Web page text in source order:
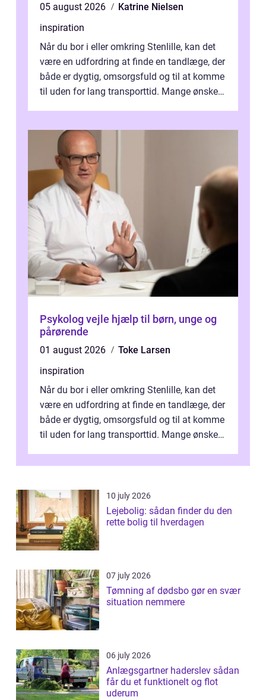
05 august 2026
Katrine Nielsen
inspiration
Når du bor i eller omkring Stenlille, kan det
være en udfordring at finde en tandlæge, der
både er dygtig, omsorgsfuld og til at komme
til uden for lang transporttid. Mange ønsker
Psykolog vejle hjælp til børn, unge og
pårørende
01 august 2026
Toke Larsen
inspiration
Når du bor i eller omkring Stenlille, kan det
være en udfordring at finde en tandlæge, der
både er dygtig, omsorgsfuld og til at komme
til uden for lang transporttid. Mange ønsker
10 july 2026
Lejebolig: sådan finder du den
rette bolig til hverdagen
07 july 2026
Tømning af dødsbo gør en svær
situation nemmere
06 july 2026
Anlægsgartner haderslev sådan
får du et funktionelt og flot
uderum